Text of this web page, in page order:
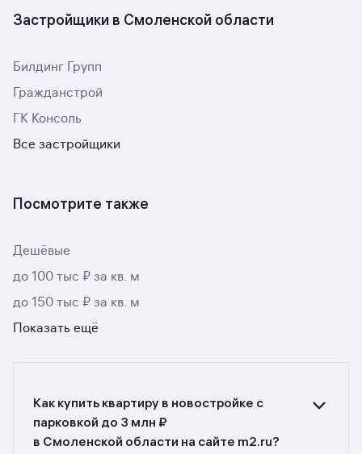
Застройщики в Смоленской области
Билдинг Групп
Гражданстрой
ГК Консоль
Все застройщики
Посмотрите также
Дешёвые
до 100 тыс ₽ за кв. м
до 150 тыс ₽ за кв. м
Показать ещё
Как купить квартиру в новостройке с
парковкой до 3 млн ₽
в Смоленской области на сайте m2.ru?